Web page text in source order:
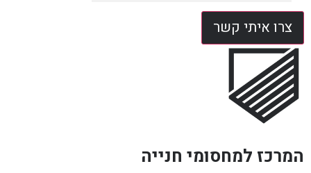
צרו איתי קשר
המרכז למחסומי חנייה